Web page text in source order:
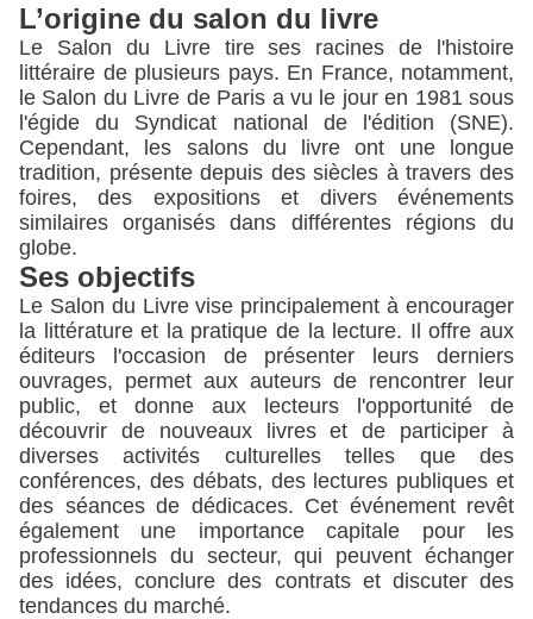
L’origine du salon du livre
Le Salon du Livre tire ses racines de l'histoire
littéraire de plusieurs pays. En France, notamment,
le Salon du Livre de Paris a vu le jour en 1981 sous
l'égide du Syndicat national de l'édition (SNE).
Cependant, les salons du livre ont une longue
tradition, présente depuis des siècles à travers des
foires, des expositions et divers événements
similaires organisés dans différentes régions du
globe.
Ses objectifs
Le Salon du Livre vise principalement à encourager
la littérature et la pratique de la lecture. Il offre aux
éditeurs l'occasion de présenter leurs derniers
ouvrages, permet aux auteurs de rencontrer leur
public, et donne aux lecteurs l'opportunité de
découvrir de nouveaux livres et de participer à
diverses activités culturelles telles que des
conférences, des débats, des lectures publiques et
des séances de dédicaces. Cet événement revêt
également une importance capitale pour les
professionnels du secteur, qui peuvent échanger
des idées, conclure des contrats et discuter des
tendances du marché.